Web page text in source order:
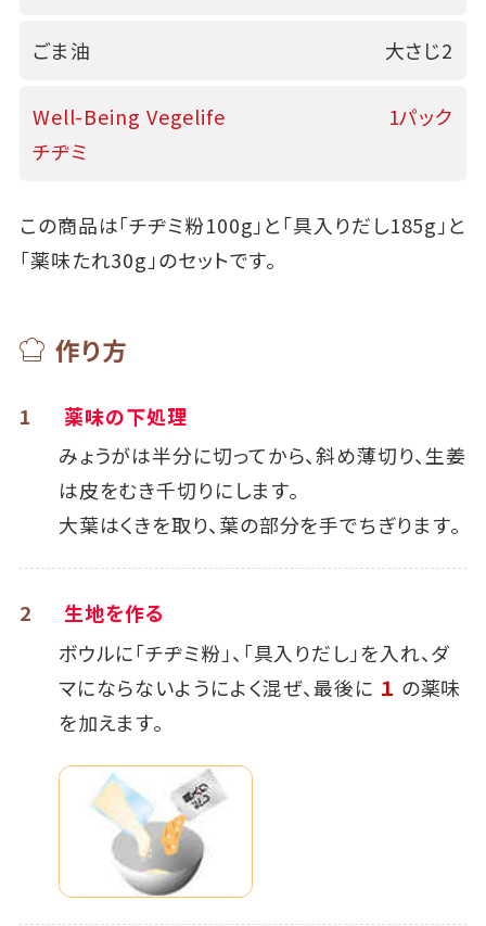
ごま油 大さじ2
Well-Being Vegelife
チヂミ
1パック
この商品は「チヂミ粉100g」と「具入りだし185g」と
「薬味たれ30g」のセットです。
作り方
1
薬味の下処理
みょうがは半分に切ってから、斜め薄切り、生姜
は皮をむき千切りにします。
大葉はくきを取り、葉の部分を手でちぎります。
2
生地を作る
ボウルに「チヂミ粉」、「具入りだし」を入れ、ダ
マにならないようによく混ぜ、最後に １ の薬味
を加えます。